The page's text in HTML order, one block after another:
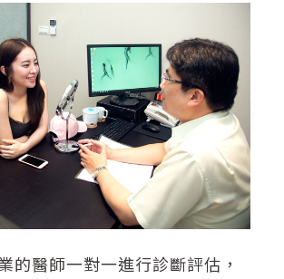
的醫師一對一進行診斷評估，